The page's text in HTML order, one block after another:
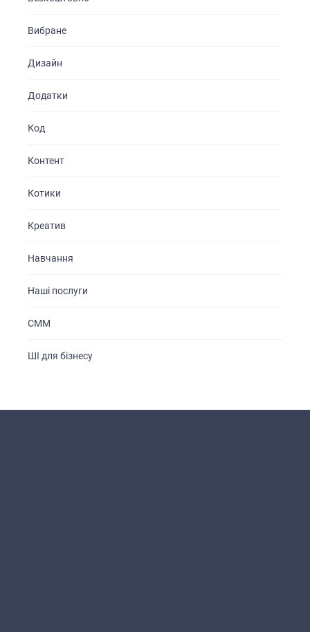
Вибране
Дизайн
Додатки
Код
Контент
Котики
Креатив
Навчання
Наші послуги
СММ
ШІ для бізнесу